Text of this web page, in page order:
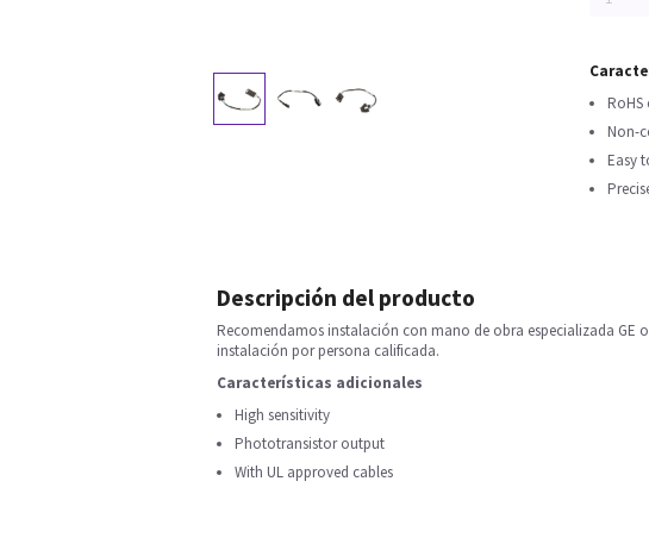
Non-
Easy
Descripción del producto
Recomendamos instalación con mano de obra especializada GE
instalación por persona calificada.
Características adicionales
High sensitivity
Phototransistor output
With UL approved cables